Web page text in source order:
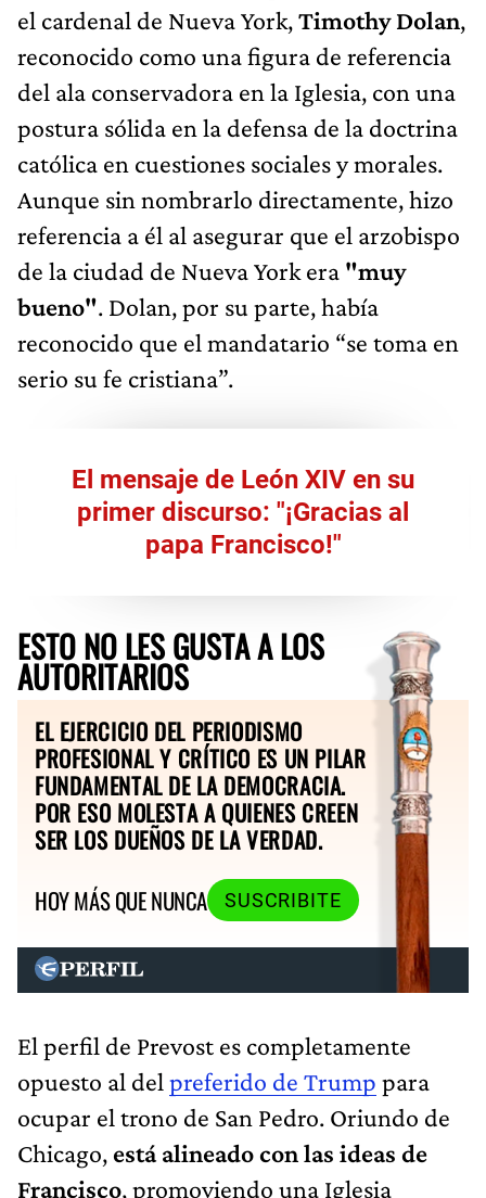
el cardenal de Nueva York,Timothy Dolan,
reconocido como una figura de referencia
del ala conservadora en la Iglesia, con una
postura sólida en la defensa de la doctrina
católica en cuestiones sociales y morales.
Aunque sin nombrarlo directamente, hizo
referencia a él al asegurar que el arzobispo
de la ciudad de Nueva York era "muy
bueno". Dolan, por su parte, había
reconocido que el mandatario “se toma en
serio su fe cristiana”.
El mensaje de León XIV en su
primer discurso: "¡Gracias al
papa Francisco!"
ESTO NO LES GUSTA A LOS
AUTORITARIOS
EL EJERCICIO DEL PERIODISMO
PROFESIONAL Y CRÍTICO ES UN PILAR
FUNDAMENTAL DE LA DEMOCRACIA.
POR ESO MOLESTA A QUIENES CREEN
SER LOS DUEÑOS DE LA VERDAD.
HOY MÁS QUE NUNCA
SUSCRIBITE
El perfil de Prevost es completamente
opuesto al del preferido de Trump para
ocupar el trono de San Pedro. Oriundo de
Chicago, está alineado con las ideas de
Francisco, promoviendo una Iglesia